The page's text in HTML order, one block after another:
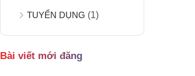
TUYỂN DỤNG (1)
Bài viết mới đăng